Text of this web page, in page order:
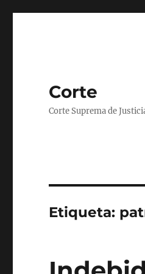
Corte
Corte Suprema de
Etiqueta: